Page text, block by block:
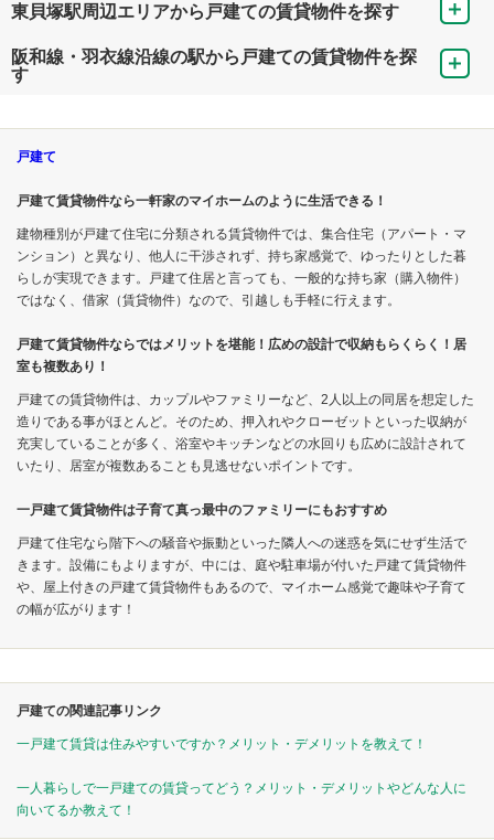
東貝塚駅周辺エリアから戸建ての賃貸物件を探す
阪和線・羽衣線沿線の駅から戸建ての賃貸物件を探
す
戸建て
戸建て賃貸物件なら一軒家のマイホームのように生活できる！
建物種別が戸建て住宅に分類される賃貸物件では、集合住宅（アパート・マ
ンション）と異なり、他人に干渉されず、持ち家感覚で、ゆったりとした暮
らしが実現できます。戸建て住居と言っても、一般的な持ち家（購入物件）
ではなく、借家（賃貸物件）なので、引越しも手軽に行えます。
戸建て賃貸物件ならではメリットを堪能！広めの設計で収納もらくらく！居
室も複数あり！
戸建ての賃貸物件は、カップルやファミリーなど、2人以上の同居を想定した
造りである事がほとんど。そのため、押入れやクローゼットといった収納が
充実していることが多く、浴室やキッチンなどの水回りも広めに設計されて
いたり、居室が複数あることも見逃せないポイントです。
一戸建て賃貸物件は子育て真っ最中のファミリーにもおすすめ
戸建て住宅なら階下への騒音や振動といった隣人への迷惑を気にせず生活で
きます。設備にもよりますが、中には、庭や駐車場が付いた戸建て賃貸物件
や、屋上付きの戸建て賃貸物件もあるので、マイホーム感覚で趣味や子育て
の幅が広がります！
戸建ての関連記事リンク
一戸建て賃貸は住みやすいですか？メリット・デメリットを教えて！
一人暮らしで一戸建ての賃貸ってどう？メリット・デメリットやどんな人に
向いてるか教えて！